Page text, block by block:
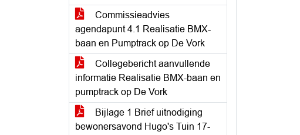
Commissieadvies
agendapunt 4.1 Realisatie BMX-
baan en Pumptrack op De Vork
Collegebericht aanvullende
informatie Realisatie BMX-baan en
pumptrack op De Vork
Bijlage 1 Brief uitnodiging
bewonersavond Hugo's Tuin 17-